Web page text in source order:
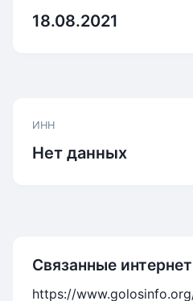
18.08.2021
ИНН
Нет данных
Связанные
https://